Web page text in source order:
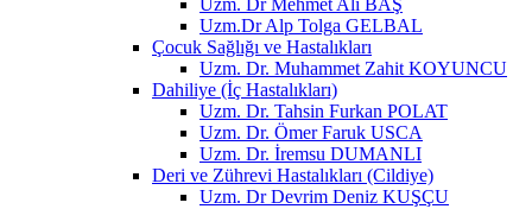
Uzm.Dr Alp Tolga GELBAL
Çocuk Sağlığı ve Hastalıkları
Uzm. Dr. Muhammet Zahit KOYUNCU
Dahiliye (İç Hastalıkları)
Uzm. Dr. Tahsin Furkan POLAT
Uzm. Dr. Ömer Faruk USCA
Uzm. Dr. İremsu DUMANLI
Deri ve Zührevi Hastalıkları (Cildiye)
Uzm. Dr Devrim Deniz KUŞÇU